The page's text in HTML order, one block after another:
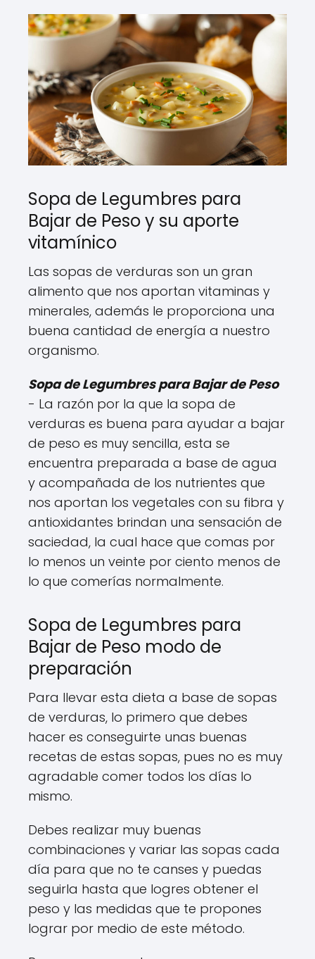
Sopa de Legumbres para
Bajar de Peso y su aporte
vitamínico
Las sopas de verduras son un gran
alimento que nos aportan vitaminas y
minerales, además le proporciona una
buena cantidad de energía a nuestro
organismo.
Sopa de Legumbres para Bajar de Peso
- La razón por la que la sopa de
verduras es buena para ayudar a bajar
de peso es muy sencilla, esta se
encuentra preparada a base de agua
y acompañada de los nutrientes que
nos aportan los vegetales con su fibra y
antioxidantes brindan una sensación de
saciedad, la cual hace que comas por
lo menos un veinte por ciento menos de
lo que comerías normalmente.
Sopa de Legumbres para
Bajar de Peso modo de
preparación
Para llevar esta dieta a base de sopas
de verduras, lo primero que debes
hacer es conseguirte unas buenas
recetas de estas sopas, pues no es muy
agradable comer todos los días lo
mismo.
Debes realizar muy buenas
combinaciones y variar las sopas cada
día para que no te canses y puedas
seguirla hasta que logres obtener el
peso y las medidas que te propones
lograr por medio de este método.